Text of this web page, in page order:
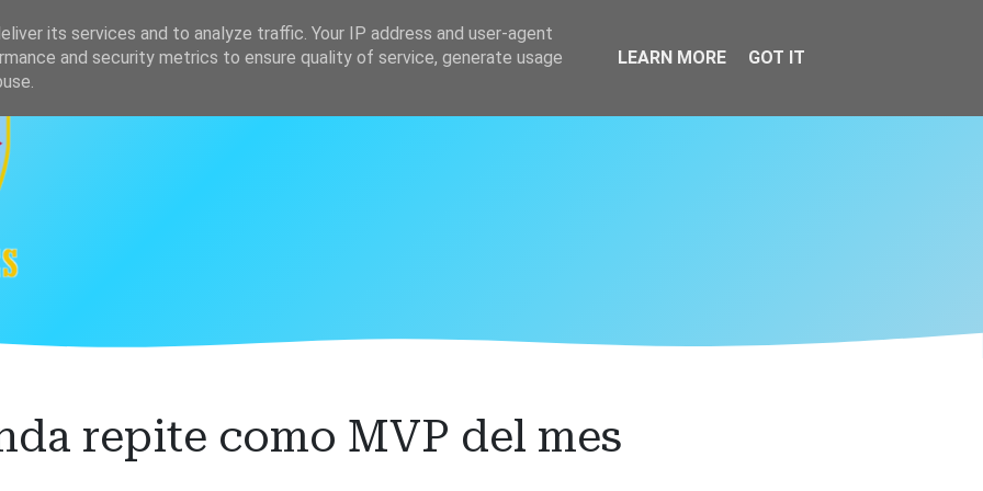
Clasificación
repite como MVP del mes
its services and to analyze traffic. Your IP address and user-agent
and security metrics to ensure quality of service, generate usage
LEARN MORE GOT IT